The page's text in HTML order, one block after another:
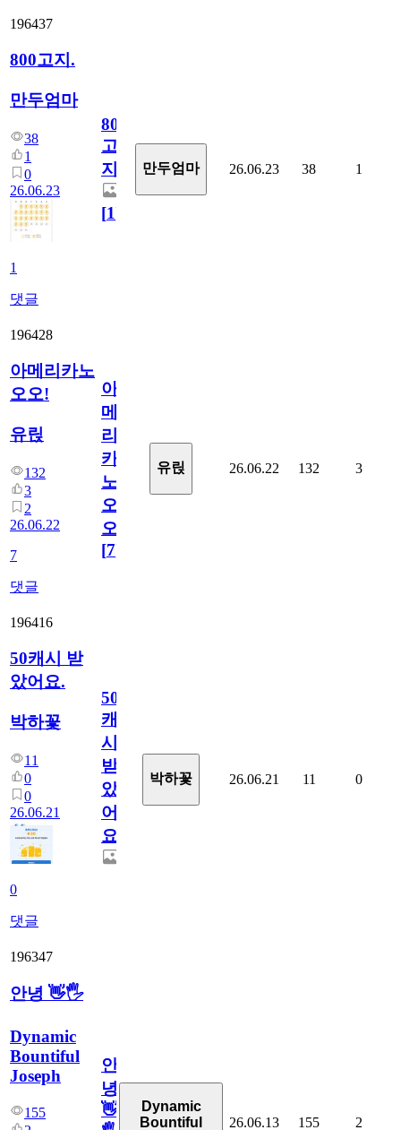
196437
800고지.
만두엄마
38
1
0
26.06.23
1
댓글
800
고
지.
[1]
만두엄마 26.06.23 38 1
196428
아메리카노
오오!
유릱
132
3
2
26.06.22
7
댓글
아
메
리
카
노
오
오!
[7]
유릱 26.06.22 132 3
196416
50캐시 받
았어요.
박하꽃
11
0
0
26.06.21
0
댓글
50
캐
시
받
았
어
요.
박하꽃 26.06.21 11 0
196347
안녕 👋🖐
Dynamic
Bountiful
Joseph
155
안
녕
👋
Dynamic
Bountiful
26.06.13 155 2